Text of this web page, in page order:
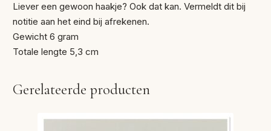
Liever een gewoon haakje? Ook dat kan. Vermeldt dit bij
notitie aan het eind bij afrekenen.
Gewicht 6 gram
Totale lengte 5,3 cm
Gerelateerde producten